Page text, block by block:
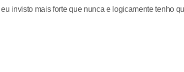
invisto mais forte que nunca e logicamente tenho